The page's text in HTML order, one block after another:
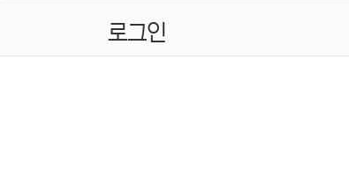
로그인